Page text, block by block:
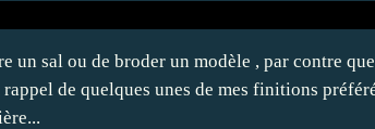
un sal ou de broder un modèle , par contre
de quelques unes de mes finitions